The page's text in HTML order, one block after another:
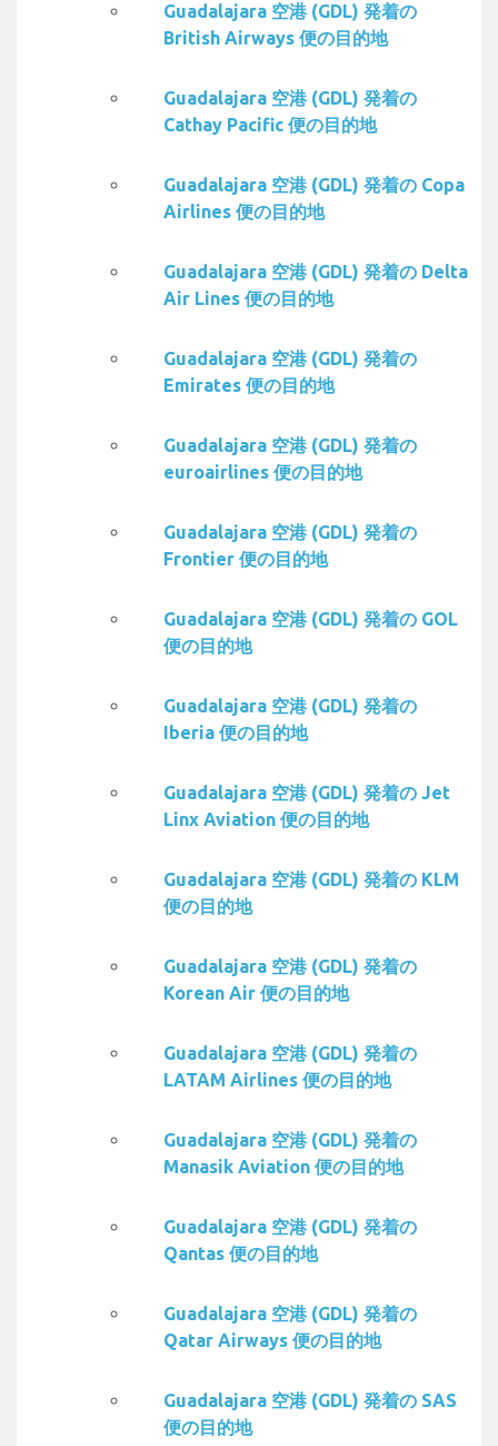
Guadalajara 空港 (GDL) 発着の
British Airways 便の目的地
Guadalajara 空港 (GDL) 発着の
Cathay Pacific 便の目的地
Guadalajara 空港 (GDL) 発着の Copa
Airlines 便の目的地
Guadalajara 空港 (GDL) 発着の Delta
Air Lines 便の目的地
Guadalajara 空港 (GDL) 発着の
Emirates 便の目的地
Guadalajara 空港 (GDL) 発着の
euroairlines 便の目的地
Guadalajara 空港 (GDL) 発着の
Frontier 便の目的地
Guadalajara 空港 (GDL) 発着の GOL
便の目的地
Guadalajara 空港 (GDL) 発着の
Iberia 便の目的地
Guadalajara 空港 (GDL) 発着の Jet
Linx Aviation 便の目的地
Guadalajara 空港 (GDL) 発着の KLM
便の目的地
Guadalajara 空港 (GDL) 発着の
Korean Air 便の目的地
Guadalajara 空港 (GDL) 発着の
LATAM Airlines 便の目的地
Guadalajara 空港 (GDL) 発着の
Manasik Aviation 便の目的地
Guadalajara 空港 (GDL) 発着の
Qantas 便の目的地
Guadalajara 空港 (GDL) 発着の
Qatar Airways 便の目的地
Guadalajara 空港 (GDL) 発着の SAS
便の目的地